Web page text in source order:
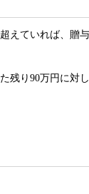
えていれば、贈与
残り90万円に対し